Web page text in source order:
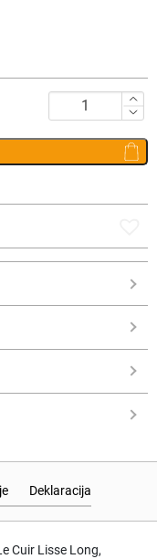
Novčanik
Delsey
Paris
Deklaracija
Cuir Lisse Long,